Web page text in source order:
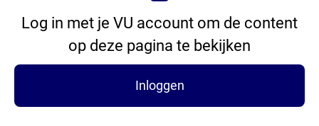
Log in met je VU account om de content
op deze pagina te bekijken
Inloggen